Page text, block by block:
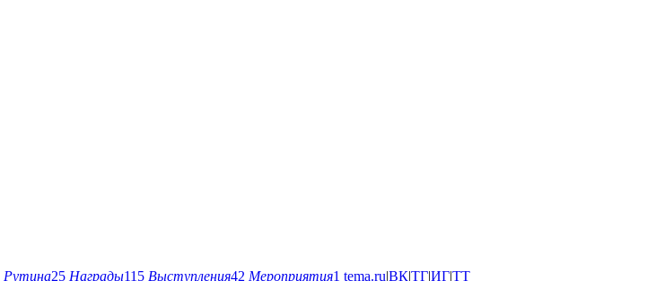
Рутина25 Награды115 Выступления42 Мероприятия1 tema.ru|ВК|ТГ|ИГ|ТТ